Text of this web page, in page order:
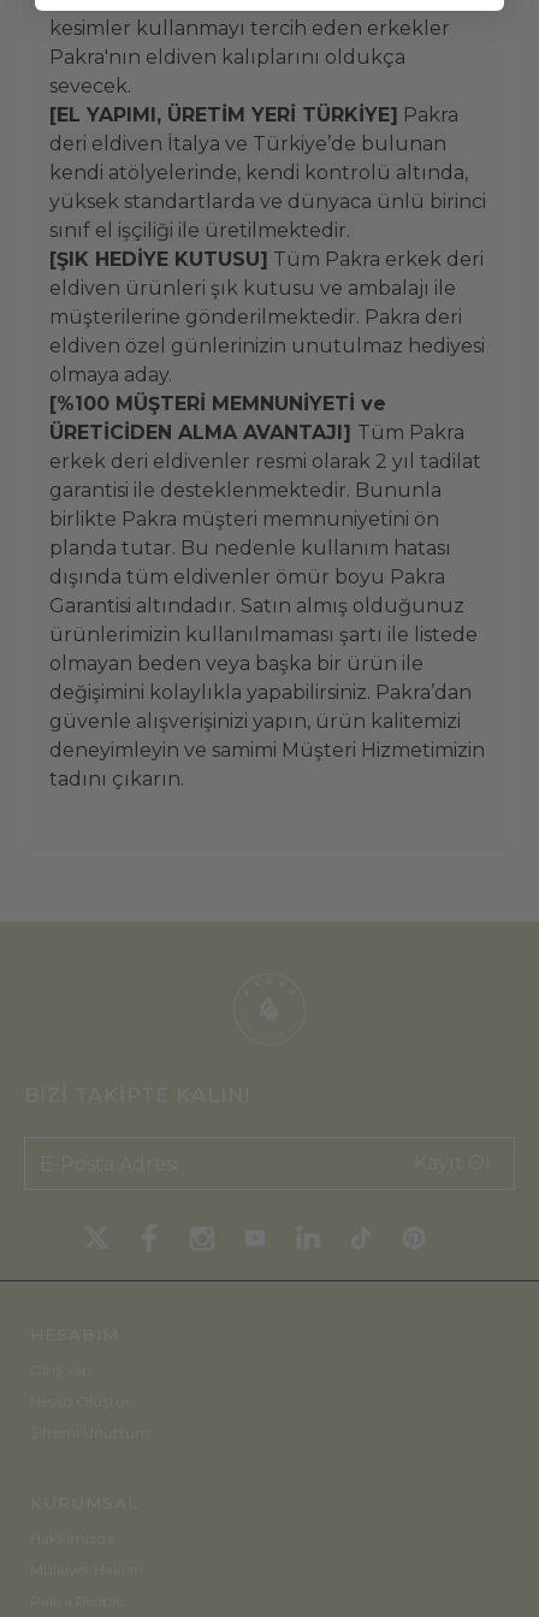
kesimler kullanmayı tercih eden erkekler
Pakra'nın eldiven kalıplarını oldukça
sevecek.
[EL YAPIMI, ÜRETİM YERİ TÜRKİYE] Pakra
deri eldiven İtalya ve Türkiye’de bulunan
kendi atölyelerinde, kendi kontrolü altında,
yüksek standartlarda ve dünyaca ünlü birinci
sınıf el işçiliği ile üretilmektedir.
[ŞIK HEDİYE KUTUSU] Tüm Pakra erkek deri
eldiven ürünleri şık kutusu ve ambalajı ile
müşterilerine gönderilmektedir. Pakra deri
eldiven özel günlerinizin unutulmaz hediyesi
olmaya aday.
[%100 MÜŞTERİ MEMNUNİYETİ ve
ÜRETİCİDEN ALMA AVANTAJI] Tüm Pakra
erkek deri eldivenler resmi olarak 2 yıl tadilat
garantisi ile desteklenmektedir. Bununla
birlikte Pakra müşteri memnuniyetini ön
planda tutar. Bu nedenle kullanım hatası
dışında tüm eldivenler ömür boyu Pakra
Garantisi altındadır. Satın almış olduğunuz
ürünlerimizin kullanılmaması şartı ile listede
olmayan beden veya başka bir ürün ile
değişimini kolaylıkla yapabilirsiniz. Pakra’dan
güvenle alışverişinizi yapın, ürün kalitemizi
deneyimleyin ve samimi Müşteri Hizmetimizin
tadını çıkarın.